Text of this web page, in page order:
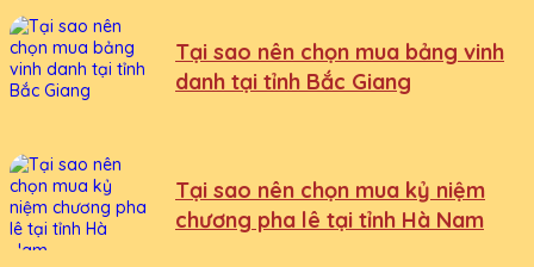
Tại sao nên chọn mua bảng vinh
danh tại tỉnh Bắc Giang
Tại sao nên chọn mua kỷ niệm
chương pha lê tại tỉnh Hà Nam